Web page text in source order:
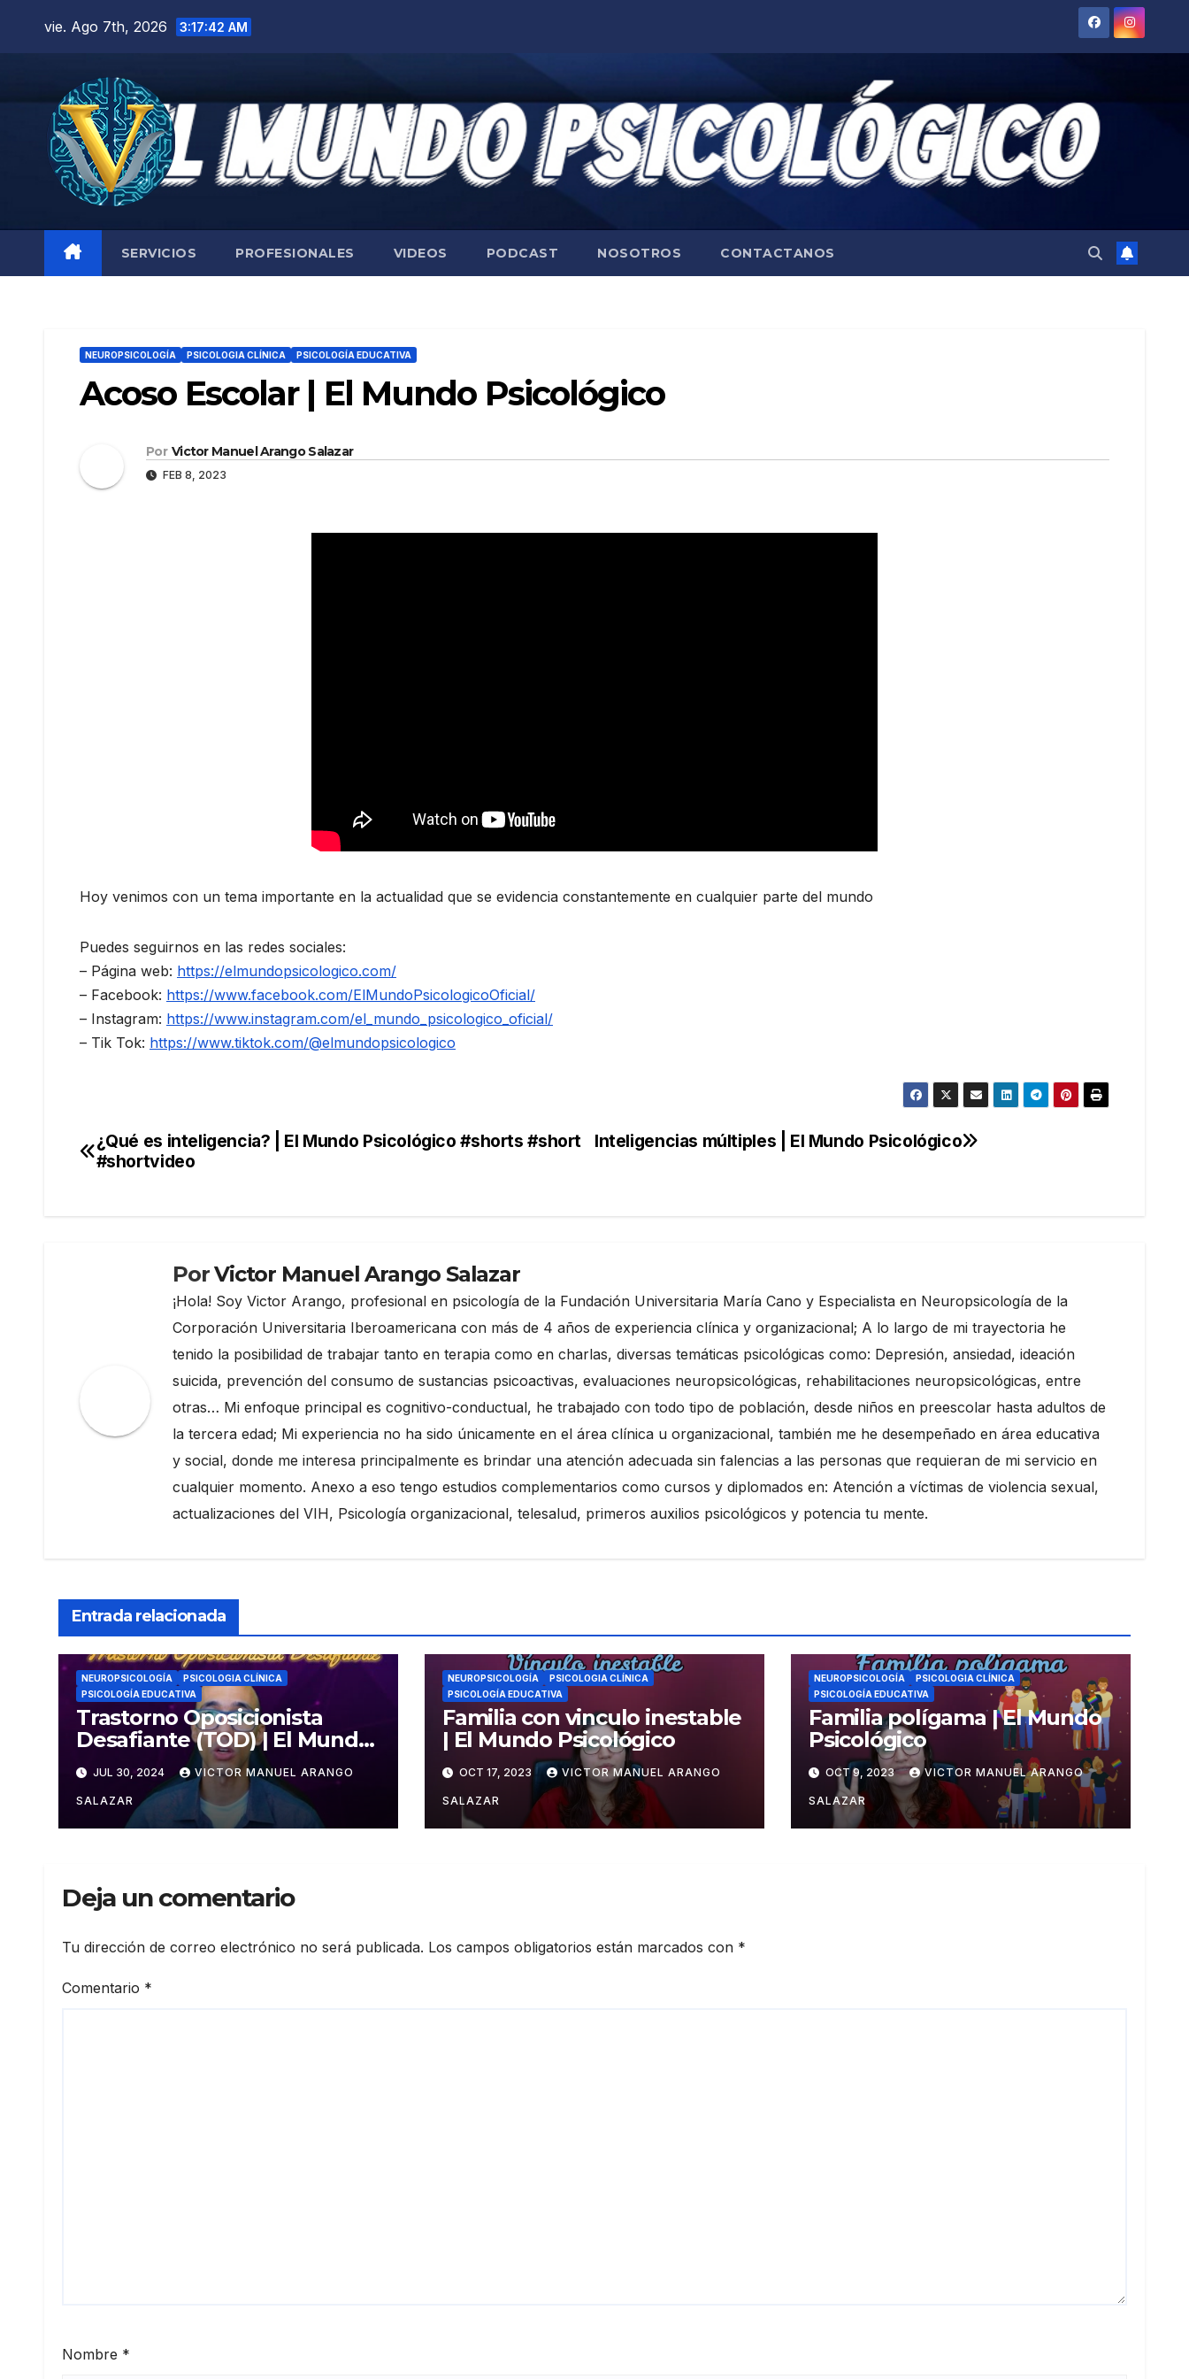
vie. Ago 7th, 2026 3:17:43 AM
SERVICIOS PROFESIONALES VIDEOS PODCAST NOSOTROS CONTACTANOS
NEUROPSICOLOGÍA PSICOLOGIA CLÍNICA PSICOLOGÍA EDUCATIVA
Acoso Escolar | El Mundo Psicológico
Por Victor Manuel Arango Salazar
FEB 8, 2023
Hoy venimos con un tema importante en la actualidad que se evidencia constantemente en cualquier parte del mundo
Puedes seguirnos en las redes sociales:
– Página web: https://elmundopsicologico.com/
– Facebook: https://www.facebook.com/ElMundoPsicologicoOficial/
– Instagram: https://www.instagram.com/el_mundo_psicologico_oficial/
– Tik Tok: https://www.tiktok.com/@elmundopsicologico
Navegación
Inteligencias múltiples | El Mundo Psicológico
¿Qué es inteligencia? | El Mundo Psicológico #shorts #short
#shortvideo
PorVictor Manuel Arango Salazar
¡Hola! Soy Victor Arango, profesional en psicología de la Fundación Universitaria María Cano y Especialista en Neuropsicología de la
Corporación Universitaria Iberoamericana con más de 4 años de experiencia clínica y organizacional; A lo largo de mi trayectoria he
tenido la posibilidad de trabajar tanto en terapia como en charlas, diversas temáticas psicológicas como: Depresión, ansiedad, ideación
suicida, prevención del consumo de sustancias psicoactivas, evaluaciones neuropsicológicas, rehabilitaciones neuropsicológicas, entre
otras… Mi enfoque principal es cognitivo-conductual, he trabajado con todo tipo de población, desde niños en preescolar hasta adultos de
la tercera edad; Mi experiencia no ha sido únicamente en el área clínica u organizacional, también me he desempeñado en área educativa
y social, donde me interesa principalmente es brindar una atención adecuada sin falencias a las personas que requieran de mi servicio en
cualquier momento. Anexo a eso tengo estudios complementarios como cursos y diplomados en: Atención a víctimas de violencia sexual,
actualizaciones del VIH, Psicología organizacional, telesalud, primeros auxilios psicológicos y potencia tu mente.
Entrada relacionada
NEUROPSICOLOGÍA
PSICOLOGIA CLÍNICA
PSICOLOGÍA EDUCATIVA
Trastorno Oposicionista
Desafiante (TOD) | El Mundo
Psicológico
JUL 30, 2024 VICTOR MANUEL ARANGO
SALAZAR
NEUROPSICOLOGÍA
PSICOLOGIA CLÍNICA
PSICOLOGÍA EDUCATIVA
Familia con vinculo inestable
| El Mundo Psicológico
OCT 17, 2023 VICTOR MANUEL ARANGO
SALAZAR
NEUROPSICOLOGÍA
PSICOLOGIA CLÍNICA
PSICOLOGÍA EDUCATIVA
Familia polígama | El Mundo
Psicológico
OCT 9, 2023 VICTOR MANUEL ARANGO
SALAZAR
Deja un comentario
Tu dirección de correo electrónico no será publicada. Los campos obligatorios están marcados con *
Comentario *
Nombre *